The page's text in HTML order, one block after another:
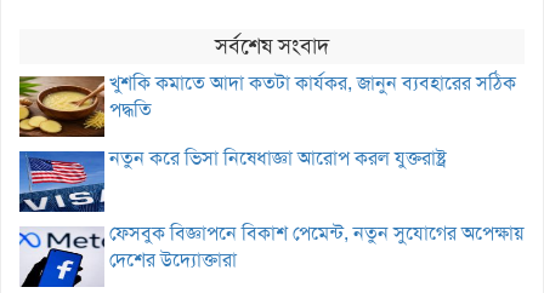
সর্বশেষ সংবাদ
খুশকি কমাতে আদা কতটা কার্যকর, জানুন ব্যবহারের সঠিক
পদ্ধতি
নতুন করে ভিসা নিষেধাজ্ঞা আরোপ করল যুক্তরাষ্ট্র
ফেসবুক বিজ্ঞাপনে বিকাশ পেমেন্ট, নতুন সুযোগের অপেক্ষায়
দেশের উদ্যোক্তারা